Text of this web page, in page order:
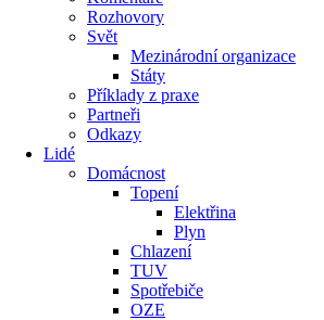
Rozhovory
Svět
Mezinárodní organizace
Státy
Příklady z praxe
Partneři
Odkazy
Lidé
Domácnost
Topení
Elektřina
Plyn
Chlazení
TUV
Spotřebiče
OZE